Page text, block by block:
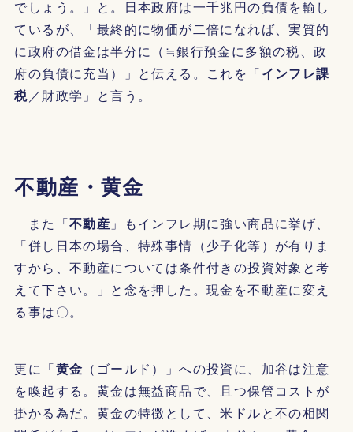
でしょう。」と。日本政府は一千兆円の負債を輸し
ているが、「最終的に物価が二倍になれば、実質的
に政府の借金は半分に（≒銀行預金に多額の税、政
府の負債に充当）」と伝える。これを「インフレ課
税／財政学」と言う。
不動産・黄金
また「不動産 」もインフレ期に強い商品に挙げ、
「併し日本の場合、特殊事情（少子化等）が有りま
すから、不動産については条件付きの投資対象と考
えて下さい。」と念を押した。現金を不動産に変え
る事は〇。
更に「黄金 （ゴールド）」への投資に、加谷は注意
を喚起する。黄金は無益商品で、且つ保管コストが
掛かる為だ。黄金の特徴として、米ドルと不の相関